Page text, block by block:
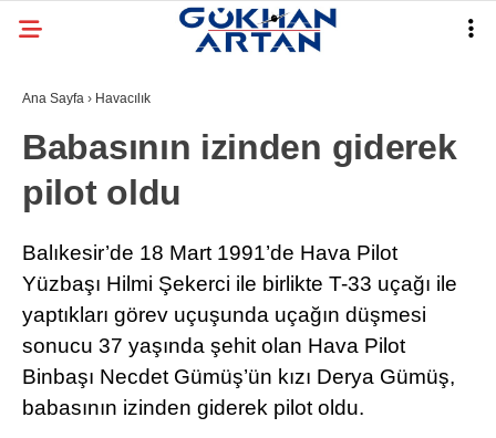
Ana Sayfa › Havacılık
Babasının izinden giderek
pilot oldu
Balıkesir’de 18 Mart 1991’de Hava Pilot
Yüzbaşı Hilmi Şekerci ile birlikte T-33 uçağı ile
yaptıkları görev uçuşunda uçağın düşmesi
sonucu 37 yaşında şehit olan Hava Pilot
Binbaşı Necdet Gümüş’ün kızı Derya Gümüş,
babasının izinden giderek pilot oldu.